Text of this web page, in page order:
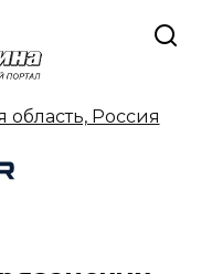
область, Россия